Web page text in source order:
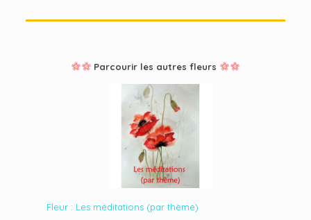
Parcourir les autres fleurs
Fleur : Les méditations (par thème)